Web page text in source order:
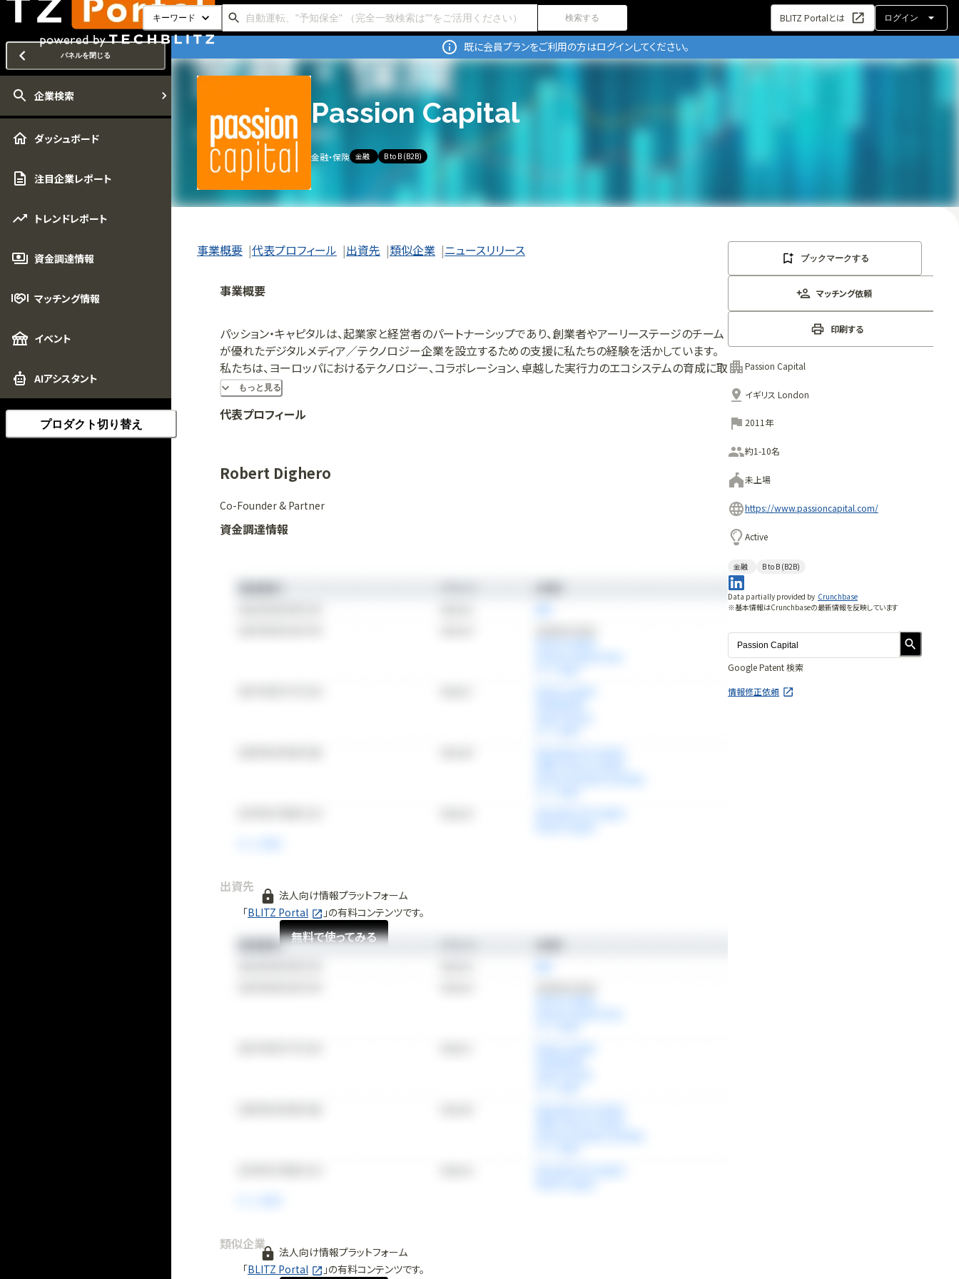
キーワード 検索する BLITZ Portalとは ログイン
パネルを閉じる
企業検索
ダッシュボード
注目企業レポート
トレンドレポート
資金調達情報
マッチング情報
イベント
AIアシスタント
プロダクト切り替え
既に会員プランをご利用の方はログインしてください。
Passion Capital
金融・保険 金融 B to B (B2B)
事業概要 代表プロフィール 出資先 類似企業 ニュースリリース
事業概要
パッション・キャピタルは、起業家と経営者のパートナーシップであり、創業者やアーリーステージのチーム
が優れたデジタルメディア／テクノロジー企業を設立するための支援に私たちの経験を活かしています。
私たちは、ヨーロッパにおけるテクノロジー、コラボレーション、卓越した実行力のエコシステムの育成に取
り組んでおり、成功するビジネスの決定的な差別化要因であり重要な資産は、創業者の情熱と能力である
と考えています。私たちは、GoCardless、
Ravelin、Tide、Marshmallow、Butternut Box、PolyAI、Lendable、Monzo Bankをはじめとする創業者
もっと見る
代表プロフィール
Robert Dighero
Co-Founder & Partner
資金調達情報
法人向け情報プラットフォーム
「BLITZ Portal 」の有料コンテンツです。
無料で使ってみる
出資先
法人向け情報プラットフォーム
「BLITZ Portal 」の有料コンテンツです。
類似企業
ブックマークする
マッチング依頼
印刷する
Passion Capital
イギリス London
2011年
約1-10名
未上場
https://www.passioncapital.com/
Active
金融 B to B (B2B)
Data partially provided by Crunchbase
※基本情報はCrunchbaseの最新情報を反映しています
Google Patent 検索
情報修正依頼